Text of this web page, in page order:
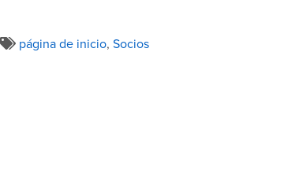
página de inicio, Socios